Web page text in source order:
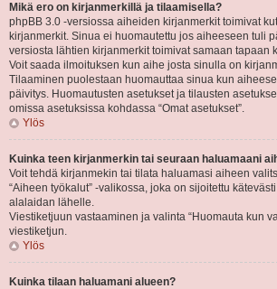
Mikä ero on kirjanmerkillä ja tilaamisella?
phpBB 3.0 -versiossa aiheiden kirjanmerkit toimivat
kirjanmerkit. Sinua ei huomautettu jos aiheeseen tuli
versiosta lähtien kirjanmerkit toimivat samaan tapaan
Voit saada ilmoituksen kun aihe josta sinulla on
Tilaaminen puolestaan huomauttaa sinua kun
päivitys. Huomautusten asetukset ja tilausten
omissa asetuksissa kohdassa “Omat asetukset”.
Ylös
Kuinka teen kirjanmerkin tai seuraan haluamaani
Voit tehdä kirjanmekin tai tilata haluamasi aiheen
“Aiheen työkalut” -valikossa, joka on sijoitettu
alalaidan lähelle.
Viestiketjuun vastaaminen ja valinta “Huomauta kun
viestiketjun.
Ylös
Kuinka tilaan haluamani alueen?